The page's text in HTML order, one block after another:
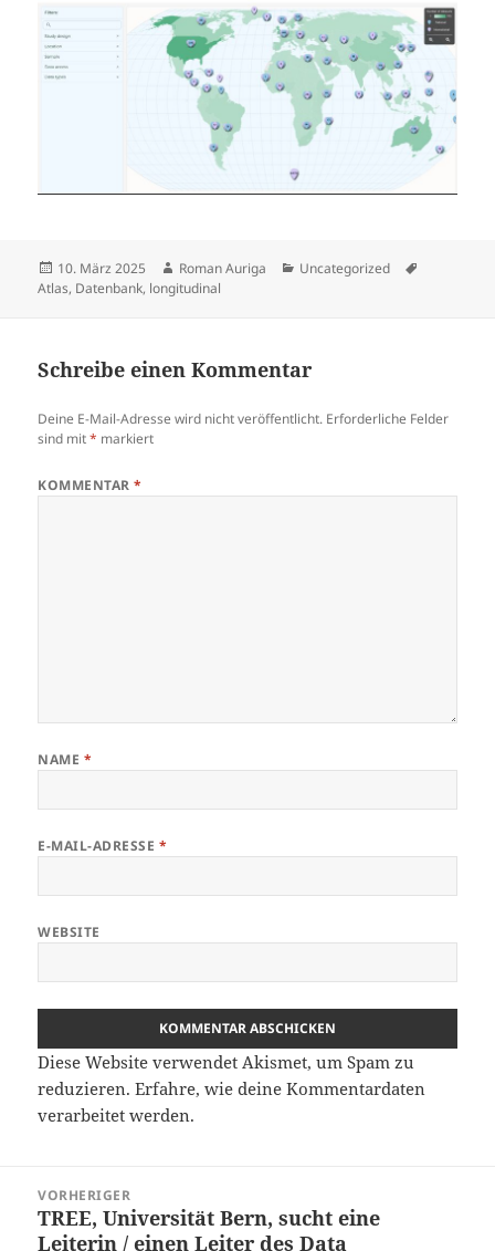
Veröffentlicht
am
10. März 2025 Autor
Roman Auriga Kategorien
Uncategorized
Atlas, Datenbank, longitudinal
Schreibe einen Kommentar
Deine E-Mail-Adresse wird nicht veröffentlicht. Erforderliche Felder
sind mit* markiert
KOMMENTAR*
NAME *
E-MAIL-ADRESSE *
WEBSITE
Diese Website verwendet Akismet, um Spam zu
reduzieren.Erfahre, wie deine Kommentardaten
verarbeitet werden.
VORHERIGER
Vorheriger
Beitrag:
TREE, Universität Bern, sucht eine
Leiterin / einen Leiter des Data